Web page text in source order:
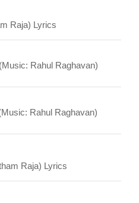
Raja) Lyrics
Rahul Raghavan)
Rahul Raghavan)
Raja) Lyrics